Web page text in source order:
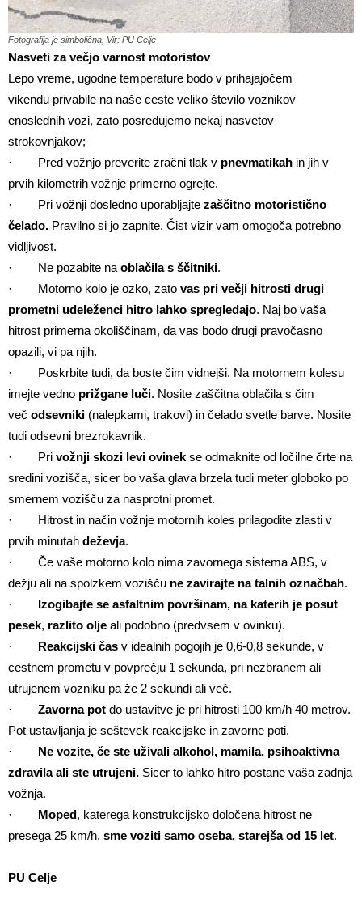
Fotografija je simbolična, Vir: PU Celje
Nasveti za večjo varnost motoristov
Lepo vreme, ugodne temperature bodo v prihajajočem
vikendu privabile na naše ceste veliko število voznikov
enoslednih vozi, zato posredujemo nekaj nasvetov
strokovnjakov;
· Pred vožnjo preverite zračni tlak v pnevmatikah in jih v
prvih kilometrih vožnje primerno ogrejte.
· Pri vožnji dosledno uporabljajte zaščitno motoristično
čelado. Pravilno si jo zapnite. Čist vizir vam omogoča potrebno
vidljivost.
· Ne pozabite na oblačila s ščitniki.
· Motorno kolo je ozko, zato vas pri večji hitrosti drugi
prometni udeleženci hitro lahko spregledajo. Naj bo vaša
hitrost primerna okoliščinam, da vas bodo drugi pravočasno
opazili, vi pa njih.
· Poskrbite tudi, da boste čim vidnejši. Na motornem kolesu
imejte vedno prižgane luči. Nosite zaščitna oblačila s čim
več odsevniki (nalepkami, trakovi) in čelado svetle barve. Nosite
tudi odsevni brezrokavnik.
· Pri vožnji skozi levi ovinek se odmaknite od ločilne črte na
sredini vozišča, sicer bo vaša glava brzela tudi meter globoko po
smernem vozišču za nasprotni promet.
· Hitrost in način vožnje motornih koles prilagodite zlasti v
prvih minutah deževja.
· Če vaše motorno kolo nima zavornega sistema ABS, v
dežju ali na spolzkem vozišču ne zavirajte na talnih označbah.
· Izogibajte se asfaltnim površinam, na katerih je posut
pesek, razlito olje ali podobno (predvsem v ovinku).
· Reakcijski čas v idealnih pogojih je 0,6-0,8 sekunde, v
cestnem prometu v povprečju 1 sekunda, pri nezbranem ali
utrujenem vozniku pa že 2 sekundi ali več.
· Zavorna pot do ustavitve je pri hitrosti 100 km/h 40 metrov.
Pot ustavljanja je seštevek reakcijske in zavorne poti.
· Ne vozite, če ste uživali alkohol, mamila, psihoaktivna
zdravila ali ste utrujeni. Sicer to lahko hitro postane vaša zadnja
vožnja.
· Moped, katerega konstrukcijsko določena hitrost ne
presega 25 km/h, sme voziti samo oseba, starejša od 15 let.
PU Celje